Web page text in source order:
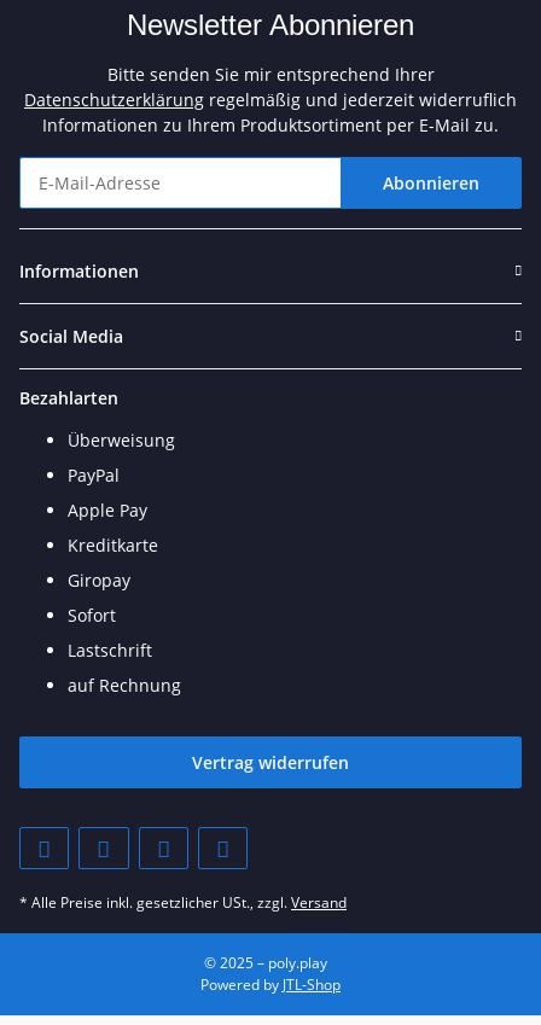
Newsletter Abonnieren
Bitte senden Sie mir entsprechend Ihrer
Datenschutzerklärung regelmäßig und jederzeit widerruflich
Informationen zu Ihrem Produktsortiment per E-Mail zu.
Abonnieren
Informationen
Social Media
Bezahlarten
Überweisung
PayPal
Apple Pay
Kreditkarte
Giropay
Sofort
Lastschrift
auf Rechnung
Vertrag widerrufen
* Alle Preise inkl. gesetzlicher USt., zzgl.Versand
© 2025 – poly.play
Powered by JTL-Shop